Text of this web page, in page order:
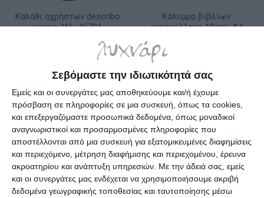
Σεβόμαστε την ιδιωτικότητά σας
Εμείς και οι συνεργάτες μας αποθηκεύουμε και/ή έχουμε
πρόσβαση σε πληροφορίες σε μια συσκευή, όπως τα cookies,
και επεξεργαζόμαστε προσωπικά δεδομένα, όπως μοναδικοί
αναγνωριστικοί και προσαρμοσμένες πληροφορίες που
αποστέλλονται από μια συσκευή για εξατομικευμένες διαφημίσεις
και περιεχόμενο, μέτρηση διαφήμισης και περιεχομένου, έρευνα
ακροατηρίου και ανάπτυξη υπηρεσιών. Με την άδειά σας, εμείς
και οι συνεργάτες μας ενδέχεται να χρησιμοποιήσουμε ακριβή
δεδομένα γεωγραφικής τοποθεσίας και ταυτοποίησης μέσω
Καλάθι αχρήστων describo
μαύρο 16L. 45701
Κάλυμμα βιβλίων
αυτοκόλλητο 10τεμ. Α4